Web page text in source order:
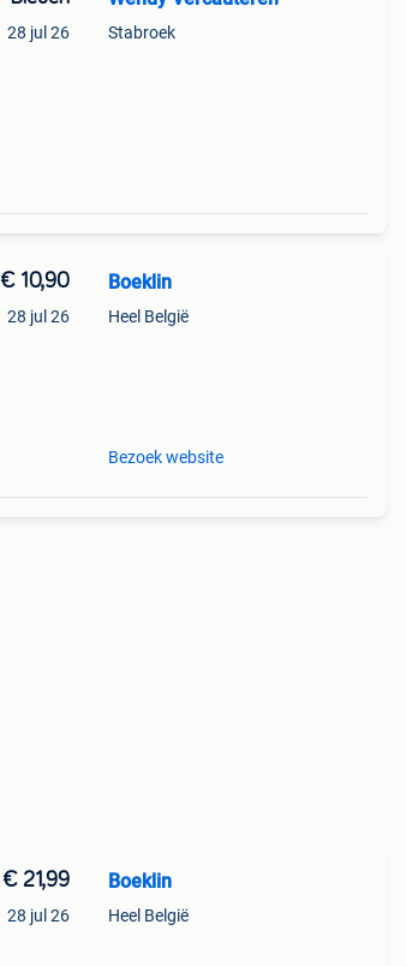
28 jul 26 Stabroek
€ 10,90
28 jul 26
Boeklin
Heel België
Bezoek website
€ 21,99
28 jul 26
Boeklin
Heel België